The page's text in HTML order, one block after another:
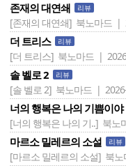
존재의 대연쇄 리뷰
[존재의 대연쇄] 북노마드 |
더 트리스 리뷰
[더 트리스] 북노마드 |
솔 벨로 2 리뷰
[솔 벨로 2] 북노마드 |
너의 행복은 나의 기쁨이야
[너의 행복은 나의 기..] 북노
마르소 밀레르의 소설 리뷰
[마르소 밀레르의 소설] 북